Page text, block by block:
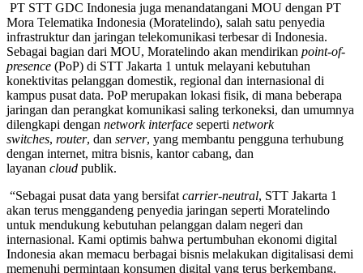
PT STT GDC Indonesia juga menandatangani MOU dengan PT
Mora Telematika Indonesia (Moratelindo), salah satu penyedia
infrastruktur dan jaringan telekomunikasi terbesar di Indonesia.
Sebagai bagian dari MOU, Moratelindo akan mendirikan point-of-
presence (PoP) di STT Jakarta 1 untuk melayani kebutuhan
konektivitas pelanggan domestik, regional dan internasional di
kampus pusat data. PoP merupakan lokasi fisik, di mana beberapa
jaringan dan perangkat komunikasi saling terkoneksi, dan umumnya
dilengkapi dengan network interface seperti network
switches, router, dan server, yang membantu pengguna terhubung
dengan internet, mitra bisnis, kantor cabang, dan
layanan cloud publik.
“Sebagai pusat data yang bersifat carrier-neutral, STT Jakarta 1
akan terus menggandeng penyedia jaringan seperti Moratelindo
untuk mendukung kebutuhan pelanggan dalam negeri dan
internasional. Kami optimis bahwa pertumbuhan ekonomi digital
Indonesia akan memacu berbagai bisnis melakukan digitalisasi demi
memenuhi permintaan konsumen digital yang terus berkembang.